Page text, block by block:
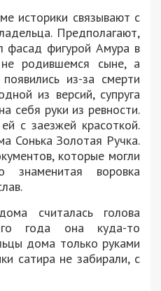
историки связывают с
Предполагают,
фасад фигурой Амура в
родившемся сыне, а
из-за смерти
из версий, супруга
себя руки из ревности.
с заезжей красоткой.
Сонька Золотая Ручка.
которые могли
знаменитая воровка
считалась голова
года она куда-то
дома только руками
сатира не забирали, с